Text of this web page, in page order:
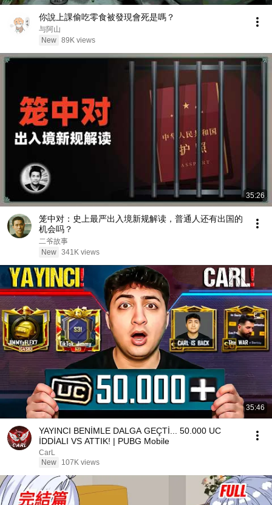
你說上課偷吃零食被發現會死是嗎？
与阿山
New 89K views
35:26
笼中对：史上最严出入境新规解读，普通人还有出国的
机会吗？
二爷故事
New 341K views
35:46
YAYINCI BENİMLE DALGA GEÇTİ... 50.000 UC
İDDİALI VS ATTIK! | PUBG Mobile
CarL
New
107K views